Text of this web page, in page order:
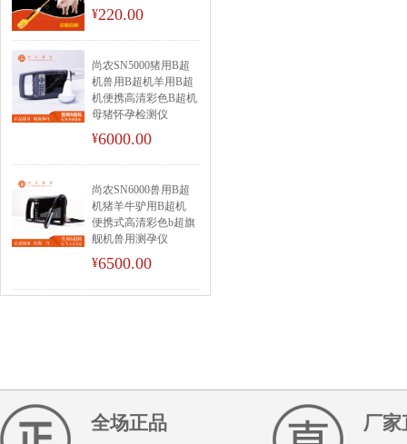
¥220.00
尚农SN5000猪用B超
机兽用B超机羊用B超
机便携高清彩色B超机
母猪怀孕检测仪
¥6000.00
尚农SN6000兽用B超
机猪羊牛驴用B超机
便携式高清彩色b超旗
舰机兽用测孕仪
¥6500.00
全场正品 厂家